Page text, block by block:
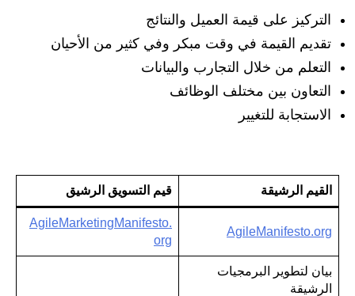
التركيز على قيمة العميل والنتائج
تقديم القيمة في وقت مبكر وفي كثير من الأحيان
التعلم من خلال التجارب والبيانات
التعاون بين مختلف الوظائف
الاستجابة للتغيير
القيم الرشيقة قيم التسويق الرشيق
AgileManifesto.org
AgileMarketingManifesto.
org
بيان لتطوير البرمجيات
الرشيقة